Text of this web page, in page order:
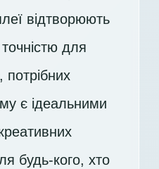
відтворюють
для
потрібних
є ідеальними
будь-кого, хто